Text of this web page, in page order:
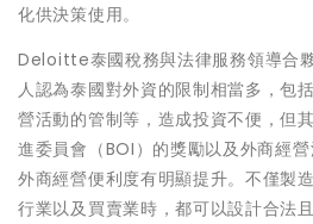
化供決策使用。
Deloitte泰國稅務與法律服務領導合
人認為泰國對外資的限制相當多，包
營活動的管制等，造成投資不便，但
進委員會（BOI）的獎勵以及外商經
外商經營便利度有明顯提升。不僅製
行業以及買賣業時，都可以設計合法